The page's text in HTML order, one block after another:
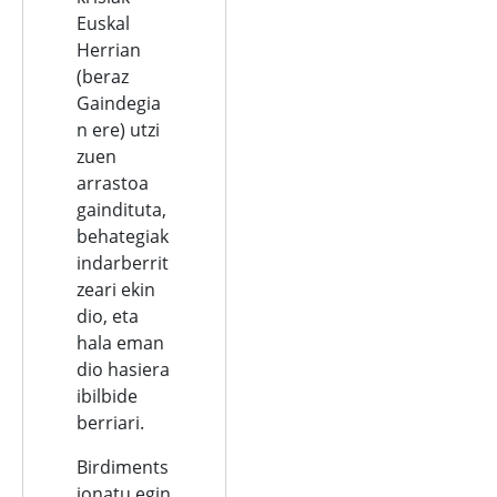
Euskal
Herrian
(beraz
Gaindegia
n ere) utzi
zuen
arrastoa
gaindituta,
behategiak
indarberrit
zeari ekin
dio, eta
hala eman
dio hasiera
ibilbide
berriari.
Birdiments